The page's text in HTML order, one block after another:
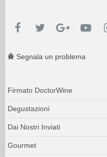
Segnala un problema
Firmato DoctorWine
Degustazioni
Dai Nostri Inviati
Gourmet